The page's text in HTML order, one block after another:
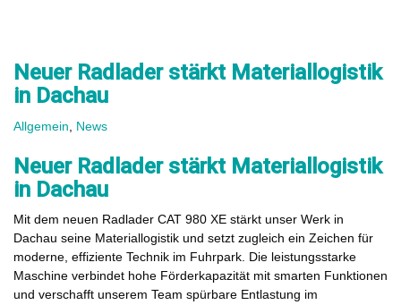
Neuer Radlader stärkt Materiallogistik
in Dachau
Allgemein News
Neuer Radlader stärkt Materiallogistik
in Dachau
Mit dem neuen Radlader CAT 980 XE stärkt unser Werk in
Dachau seine Materiallogistik und setzt zugleich ein Zeichen für
moderne, effiziente Technik im Fuhrpark. Die leistungsstarke
Maschine verbindet hohe Förderkapazität mit smarten Funktionen
und verschafft unserem Team spürbare Entlastung im